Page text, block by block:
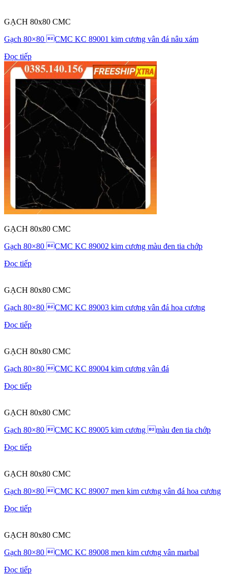
GẠCH 80x80 CMC
Gạch 80×80 CMC KC 89001 kim cương vân đá nâu xám
Đọc tiếp
GẠCH 80x80 CMC
Gạch 80×80 CMC KC 89002 kim cương màu đen tia chớp
Đọc tiếp
GẠCH 80x80 CMC
Gạch 80×80 CMC KC 89003 kim cương vân đá hoa cương
Đọc tiếp
GẠCH 80x80 CMC
Gạch 80×80 CMC KC 89004 kim cương vân đá
Đọc tiếp
GẠCH 80x80 CMC
Gạch 80×80 CMC KC 89005 kim cương màu đen tia chớp
Đọc tiếp
GẠCH 80x80 CMC
Gạch 80×80 CMC KC 89007 men kim cương vân đá hoa cương
Đọc tiếp
GẠCH 80x80 CMC
Gạch 80×80 CMC KC 89008 men kim cương vân marbal
Đọc tiếp